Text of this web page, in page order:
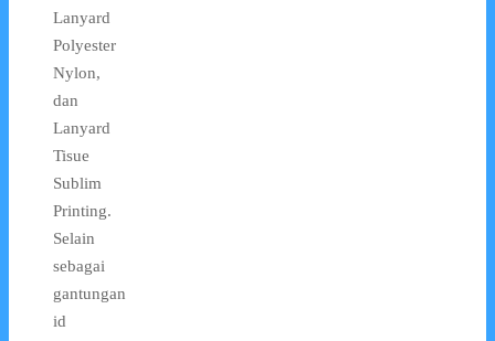
Lanyard
Polyester
Nylon,
dan
Lanyard
Tisue
Sublim
Printing.
Selain
sebagai
gantungan
id